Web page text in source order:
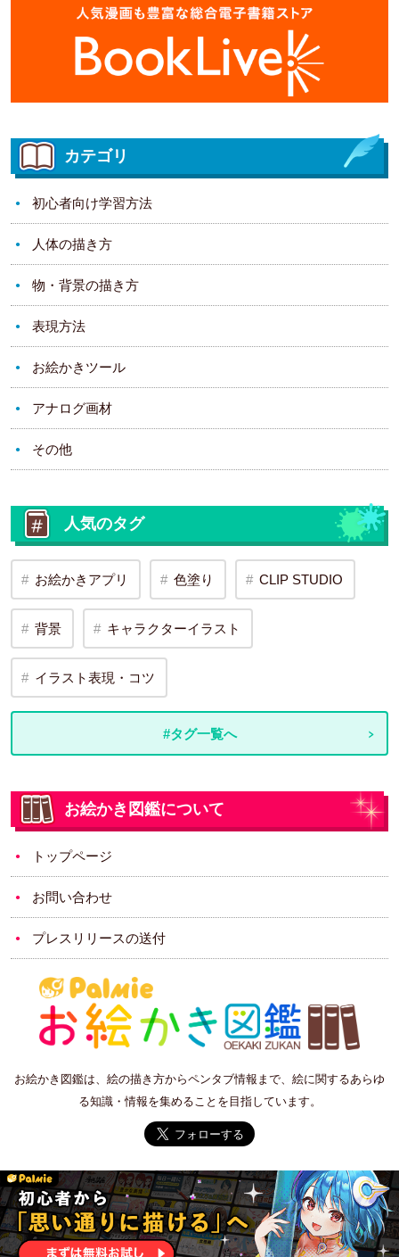
カテゴリ
初心者向け学習方法
人体の描き方
物・背景の描き方
表現方法
お絵かきツール
アナログ画材
その他
人気のタグ
お絵かきアプリ 色塗り CLIP STUDIO
背景 キャラクターイラスト
イラスト表現・コツ
#タグ一覧へ
お絵かき図鑑について
トップページ
お問い合わせ
プレスリリースの送付
お絵かき図鑑は、絵の描き方からペンタブ情報まで、絵に関するあらゆ
る知識・情報を集めることを目指しています。